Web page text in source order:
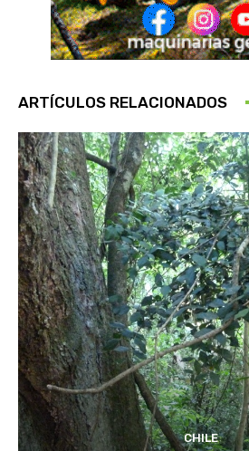
ARTÍCULOS RELACIONADOS
CHILE